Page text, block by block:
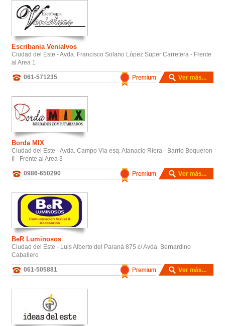
Escribania Venialvos
Ciudad del Este - Avda. Francisco Solano López Super Carretera - Frente
al Area 1
061-571235
Borda MIX
Ciudad del Este - Avda. Campo Via esq. Atanacio Riera - Barrio Boqueron
II - Frente al Area 3
0986-650290
BeR Luminosos
Ciudad del Este - Luis Alberto del Paraná 875 c/ Avda. Bernardino
Caballero
061-505881